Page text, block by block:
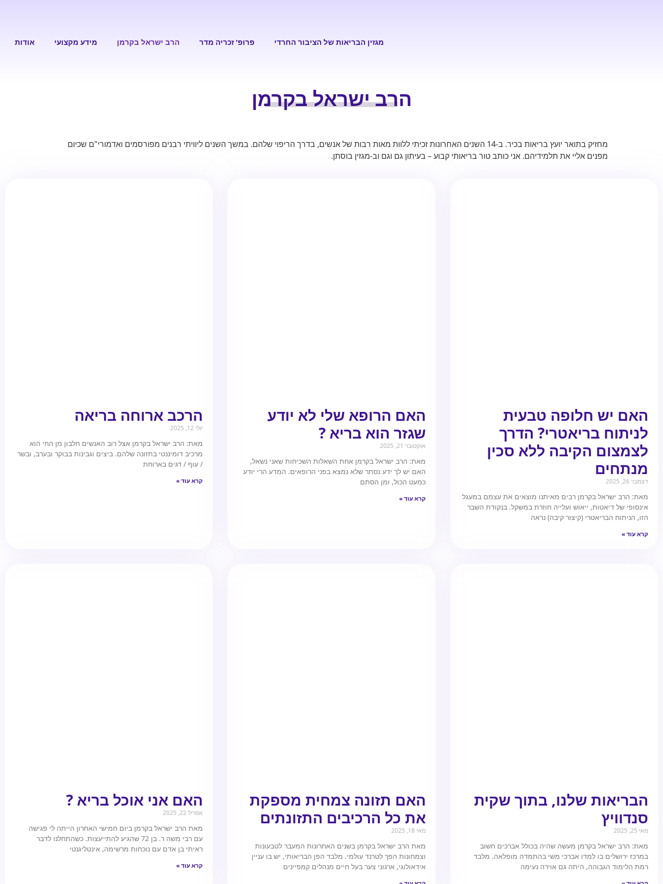
מגזין הבריאות של הציבור החרדי פרופ' זכריה מדר הרב ישראל בקרמן מידע מקצועי אודות
הרב ישראל בקרמן
מחזיק בתואר יועץ בריאות בכיר. ב-14 השנים האחרונות זכיתי ללוות מאות רבות של אנשים, בדרך הריפוי שלהם. במשך השנים ליוויתי רבנים מפורסמים ואדמורי"ם שכיום
מפנים אליי את תלמידיהם. אני כותב טור בריאותי קבוע – בעיתון גם וגם וב-מגזין בוסתן.
האם יש חלופה טבעית
לניתוח בריאטרי? הדרך
לצמצום הקיבה ללא סכין
מנתחים
דצמבר 26, 2025
מאת: הרב ישראל בקרמן רבים מאיתנו מוצאים את עצמם במעגל
אינסופי של דיאטות, ייאוש ועלייה חוזרת במשקל. בנקודת השבר
הזו, הניתוח הבריאטרי (קיצור קיבה) נראה
קרא עוד »
האם הרופא שלי לא יודע
שגזר הוא בריא ?
אוקטובר 21, 2025
מאת: הרב ישראל בקרמן אחת השאלות השכיחות שאני נשאל,
האם יש לך ידע נסתר שלא נמצא בפני הרופאים. המדע הרי יודע
כמעט הכול, ומן הסתם
קרא עוד »
הרכב ארוחה בריאה
יולי 12, 2025
מאת: הרב ישראל בקרמן אצל רוב האנשים חלבון מן החי הוא
מרכיב דומיננטי בתזונה שלהם. ביצים וגבינות בבוקר ובערב, ובשר
/ עוף / דגים בארוחת
קרא עוד »
הבריאות שלנו, בתוך שקית
סנדוויץ
מאי 25, 2025
מאת: הרב ישראל בקרמן מעשה שהיה בכולל אברכים חשוב
במרכז ירושלים בו למדו אברכי משי בהתמדה מופלאה. מלבד
רמת הלימוד הגבוהה, היתה גם אוירה נעימה
האם תזונה צמחית מספקת
את כל הרכיבים התזונתים
מאי 18, 2025
מאת הרב ישראל בקרמן בשנים האחרונות המעבר לטבעונות
וצמחונות הפך לטרנד עולמי. מלבד הפן הבריאותי, יש בו עניין
אידאולוגי, ארגוני צער בעל חיים מנהלים קמפיינים
האם אני אוכל בריא ?
אפריל 22, 2025
מאת הרב ישראל בקרמן ביום חמישי האחרון הייתה לי פגישה
עם רבי משה ר. בן 72 שהגיע להתייעצות. כשהתחלנו לדבר
ראיתי בן אדם עם נוכחות מרשימה, אינטליגנטי
קרא עוד »